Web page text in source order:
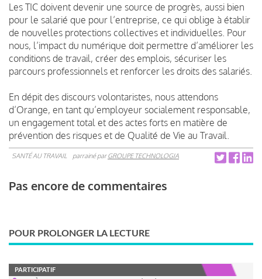
Les TIC doivent devenir une source de progrès, aussi bien
pour le salarié que pour l’entreprise, ce qui oblige à établir
de nouvelles protections collectives et individuelles. Pour
nous, l’impact du numérique doit permettre d’améliorer les
conditions de travail, créer des emplois, sécuriser les
parcours professionnels et renforcer les droits des salariés.
En dépit des discours volontaristes, nous attendons
d’Orange, en tant qu’employeur socialement responsable,
un engagement total et des actes forts en matière de
prévention des risques et de Qualité de Vie au Travail.
SANTÉ AU TRAVAIL parrainé parGROUPE TECHNOLOGIA
Pas encore de commentaires
POUR PROLONGER LA LECTURE
PARTICIPATIF